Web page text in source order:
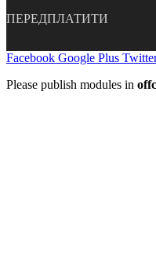
ПЕРЕДПЛАТИТИ
Facebook Google Plus
Please publish modules in